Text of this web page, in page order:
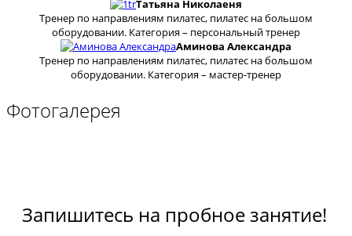
Татьяна Николаеня
Тренер по направлениям пилатес, пилатес на большом
оборудовании. Категория – персональный тренер
Аминова Александра
Тренер по направлениям пилатес, пилатес на большом
оборудовании. Категория – мастер-тренер
Фотогалерея
Запишитесь на пробное занятие!